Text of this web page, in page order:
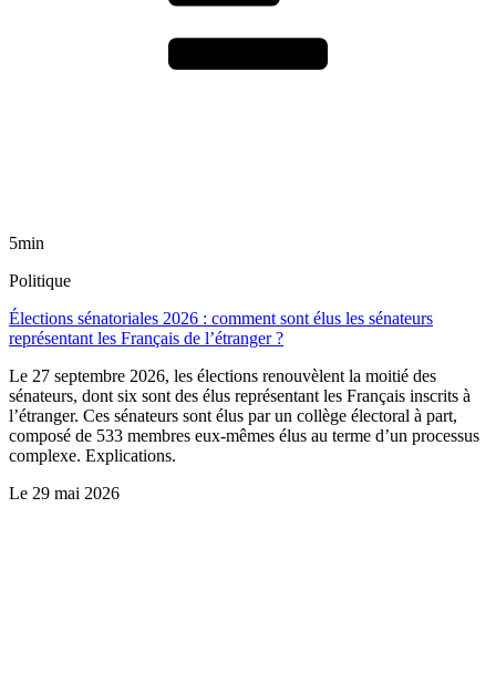
5min
Politique
Élections sénatoriales 2026 : comment sont élus les sénateurs
représentant les Français de l’étranger ?
Le 27 septembre 2026, les élections renouvèlent la moitié des
sénateurs, dont six sont des élus représentant les Français inscrits à
l’étranger. Ces sénateurs sont élus par un collège électoral à part,
composé de 533 membres eux-mêmes élus au terme d’un processus
complexe. Explications.
Le 29 mai 2026